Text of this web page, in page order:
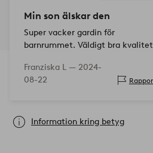
Min son älskar den
Super vacker gardin för
barnrummet. Väldigt bra
Franziska L — 2024-
08-22
Information kring betyg